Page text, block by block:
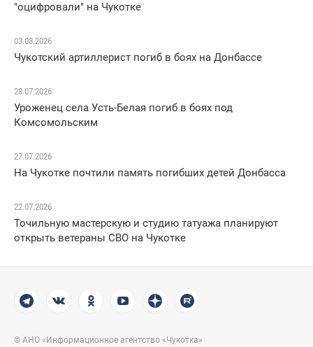
"оцифровали" на Чукотке
03.08.2026
Чукотский артиллерист погиб в боях на Донбассе
28.07.2026
Уроженец села Усть-Белая погиб в боях под
Комсомольским
27.07.2026
На Чукотке почтили память погибших детей Донбасса
22.07.2026
Точильную мастерскую и студию татуажа планируют
открыть ветераны СВО на Чукотке
© АНО «Информационное агентство «Чукотка»